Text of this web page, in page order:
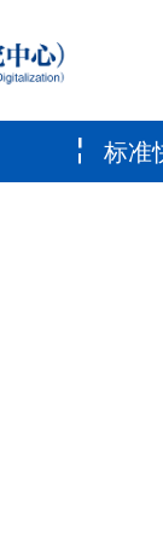
标准